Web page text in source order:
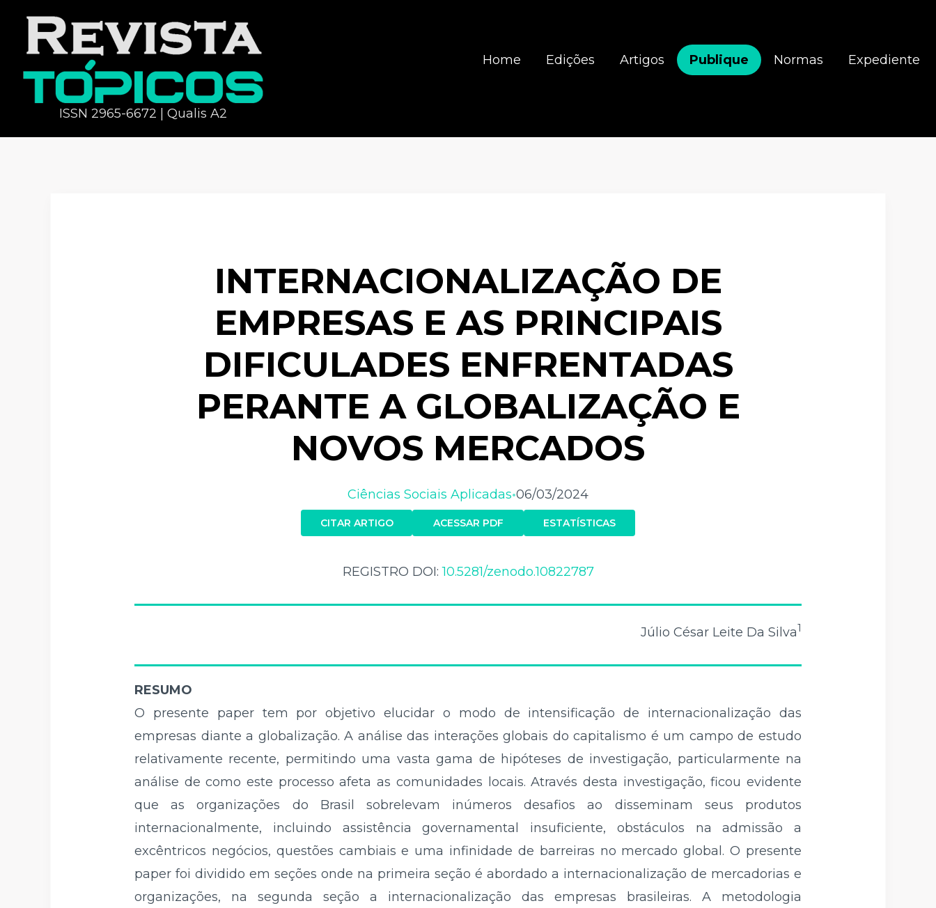
ISSN 2965-6672 | Qualis A2
Home Edições Artigos Publique Normas Expediente
INTERNACIONALIZAÇÃO DE
EMPRESAS E AS PRINCIPAIS
DIFICULADES ENFRENTADAS
PERANTE A GLOBALIZAÇÃO E
NOVOS MERCADOS
Ciências Sociais Aplicadas•06/03/2024
CITAR ARTIGO ACESSAR PDF ESTATÍSTICAS
REGISTRO DOI:10.5281/zenodo.10822787
Júlio César Leite Da Silva1
RESUMO
O presente paper tem por objetivo elucidar o modo de intensificação de internacionalização das
empresas diante a globalização. A análise das interações globais do capitalismo é um campo de estudo
relativamente recente, permitindo uma vasta gama de hipóteses de investigação, particularmente na
análise de como este processo afeta as comunidades locais. Através desta investigação, ficou evidente
que as organizações do Brasil sobrelevam inúmeros desafios ao disseminam seus produtos
internacionalmente, incluindo assistência governamental insuficiente, obstáculos na admissão a
excêntricos negócios, questões cambiais e uma infinidade de barreiras no mercado global. O presente
paper foi dividido em seções onde na primeira seção é abordado a internacionalização de mercadorias e
organizações, na segunda seção a internacionalização das empresas brasileiras. A metodologia